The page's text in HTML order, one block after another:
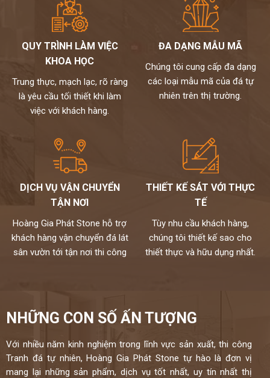
QUY TRÌNH LÀM VIỆC
KHOA HỌC
Trung thực, mạch lạc, rõ ràng
là yêu cầu tối thiết khi làm
việc với khách hàng.
ĐA DẠNG MẪU MÃ
Chúng tôi cung cấp đa dạng
các loại mẫu mã của đá tự
nhiên trên thị trường.
DỊCH VỤ VẬN CHUYỂN
TẬN NƠI
Hoàng Gia Phát Stone hỗ trợ
khách hàng vận chuyển đá lát
sân vườn tới tận nơi thi công
THIẾT KẾ SÁT VỚI THỰC
TẾ
Tùy nhu cầu khách hàng,
chúng tôi thiết kế sao cho
thiết thực và hữu dụng nhất.
NHỮNG CON SỐ ẤN TƯỢNG
Với nhiều năm kinh nghiệm trong lĩnh vực sản xuất, thi công
Tranh đá tự nhiên, Hoàng Gia Phát Stone tự hào là đơn vị
mang lại những sản phẩm, dịch vụ tốt nhất, uy tín nhất thị